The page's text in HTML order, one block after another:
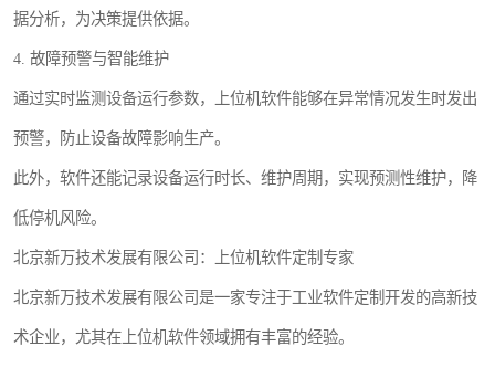
据分析，为决策提供依据。
4. 故障预警与智能维护
通过实时监测设备运行参数，上位机软件能够在异常情况发生时发出
预警，防止设备故障影响生产。
此外，软件还能记录设备运行时长、维护周期，实现预测性维护，降
低停机风险。
北京新万技术发展有限公司：上位机软件定制专家
北京新万技术发展有限公司是一家专注于工业软件定制开发的高新技
术企业，尤其在上位机软件领域拥有丰富的经验。